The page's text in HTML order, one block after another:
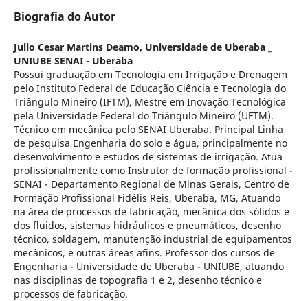
Biografia do Autor
Julio Cesar Martins Deamo, Universidade de Uberaba _
UNIUBE SENAI - Uberaba
Possui graduação em Tecnologia em Irrigação e Drenagem
pelo Instituto Federal de Educação Ciência e Tecnologia do
Triângulo Mineiro (IFTM), Mestre em Inovação Tecnológica
pela Universidade Federal do Triângulo Mineiro (UFTM).
Técnico em mecânica pelo SENAI Uberaba. Principal Linha
de pesquisa Engenharia do solo e água, principalmente no
desenvolvimento e estudos de sistemas de irrigação. Atua
profissionalmente como Instrutor de formação profissional -
SENAI - Departamento Regional de Minas Gerais, Centro de
Formação Profissional Fidélis Reis, Uberaba, MG, Atuando
na área de processos de fabricação, mecânica dos sólidos e
dos fluidos, sistemas hidráulicos e pneumáticos, desenho
técnico, soldagem, manutenção industrial de equipamentos
mecânicos, e outras áreas afins. Professor dos cursos de
Engenharia - Universidade de Uberaba - UNIUBE, atuando
nas disciplinas de topografia 1 e 2, desenho técnico e
processos de fabricação.